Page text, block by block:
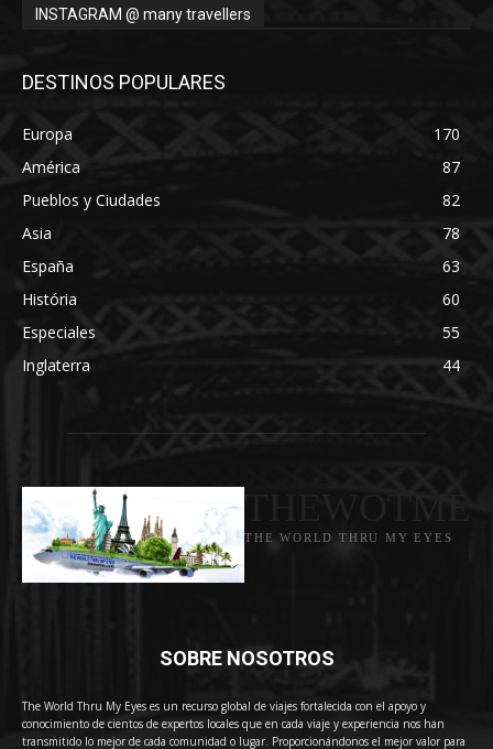
INSTAGRAM @ many travellers
DESTINOS POPULARES
Europa
170
América
87
Pueblos y Ciudades
82
Asia
78
España
63
História
60
Especiales
55
Inglaterra
44
THE WORLD THRU MY EYES
SOBRE NOSOTROS
The World Thru My Eyes es un recurso global de viajes fortalecida con el apoyo y
conocimiento de cientos de expertos locales que en cada viaje y experiencia nos han
transmitido lo mejor de cada comunidad o lugar. Proporcionándonos el mejor valor para